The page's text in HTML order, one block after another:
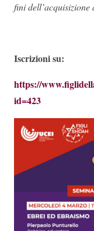
fini dell’acquisizione
Iscrizioni su:
https://
id=423